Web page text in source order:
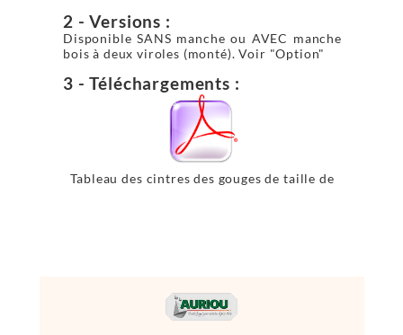
2 - Versions :
Disponible SANS manche ou AVEC manche
bois à deux viroles (monté). Voir "Option"
3 - Téléchargements :
Tableau des cintres des gouges de taille de